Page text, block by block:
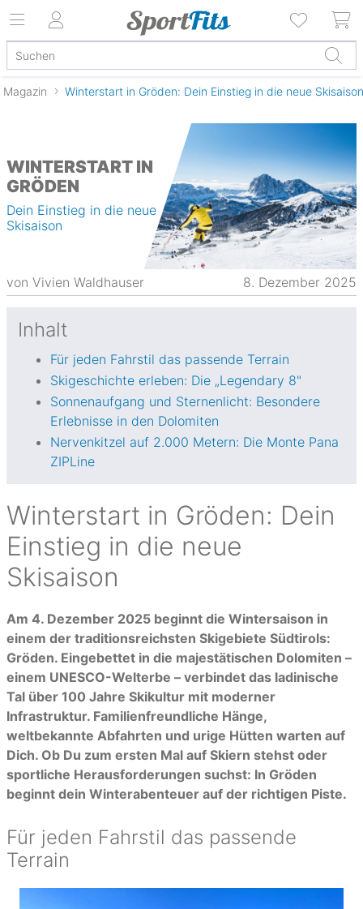
Magazin Winterstart in Gröden: Dein Einstieg in die neue Skisaison
WINTERSTART IN
GRÖDEN
Dein Einstieg in die neue
Skisaison
von Vivien Waldhauser 8. Dezember 2025
Inhalt
Für jeden Fahrstil das passende Terrain
Skigeschichte erleben: Die „Legendary 8"
Sonnenaufgang und Sternenlicht: Besondere
Erlebnisse in den Dolomiten
Nervenkitzel auf 2.000 Metern: Die Monte Pana
ZIPLine
Winterstart in Gröden: Dein
Einstieg in die neue
Skisaison
Am 4. Dezember 2025 beginnt die Wintersaison in
einem der traditionsreichsten Skigebiete Südtirols:
Gröden. Eingebettet in die majestätischen Dolomiten –
einem UNESCO-Welterbe – verbindet das ladinische
Tal über 100 Jahre Skikultur mit moderner
Infrastruktur. Familienfreundliche Hänge,
weltbekannte Abfahrten und urige Hütten warten auf
Dich. Ob Du zum ersten Mal auf Skiern stehst oder
sportliche Herausforderungen suchst: In Gröden
beginnt dein Winterabenteuer auf der richtigen Piste.
Für jeden Fahrstil das passende
Terrain